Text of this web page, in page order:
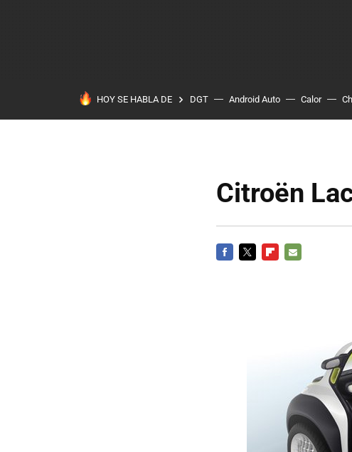
HOY SE HABLA DE DGT Android Auto Calor
Citroën